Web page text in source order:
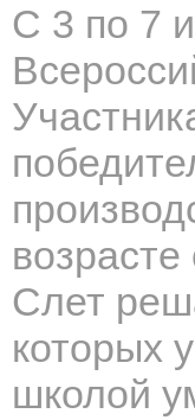
С 3 по 7
возрасте
Слет
которых
школой